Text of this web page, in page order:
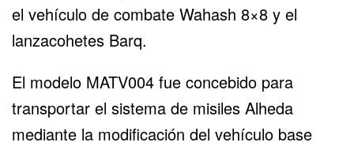
el vehículo de combate Wahash 8×8 y el
lanzacohetes Barq.
El modelo MATV004 fue concebido para
transportar el sistema de misiles Alheda
mediante la modificación del vehículo base